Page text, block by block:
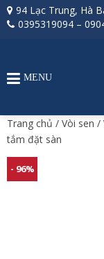
94 Lạc Trung, Hà
0395319094 –
MENU
Trang chủ / Vòi sen /
tắm đặt sàn
- 96%